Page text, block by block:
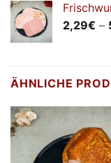
2,29€ –
ÄHNLICHE